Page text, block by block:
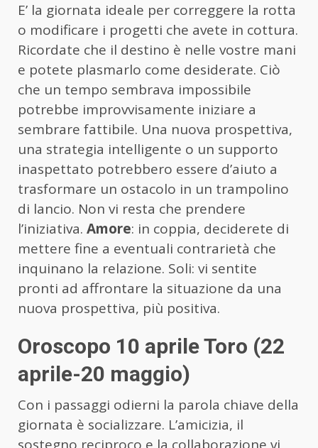
E’ la giornata ideale per correggere la rotta
o modificare i progetti che avete in cottura.
Ricordate che il destino è nelle vostre mani
e potete plasmarlo come desiderate. Ciò
che un tempo sembrava impossibile
potrebbe improvvisamente iniziare a
sembrare fattibile. Una nuova prospettiva,
una strategia intelligente o un supporto
inaspettato potrebbero essere d’aiuto a
trasformare un ostacolo in un trampolino
di lancio. Non vi resta che prendere
l’iniziativa. Amore: in coppia, deciderete di
mettere fine a eventuali contrarietà che
inquinano la relazione. Soli: vi sentite
pronti ad affrontare la situazione da una
nuova prospettiva, più positiva.
Oroscopo 10 aprile Toro (22
aprile-20 maggio)
Con i passaggi odierni la parola chiave della
giornata è socializzare. L’amicizia, il